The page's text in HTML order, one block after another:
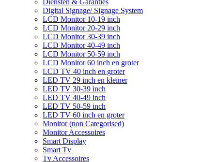
Diensten & Garanties
Digital Signage/ Signage System
LCD Monitor 10-19 inch
LCD Monitor 20-29 inch
LCD Monitor 30-39 inch
LCD Monitor 40-49 inch
LCD Monitor 50-59 inch
LCD Monitor 60 inch en groter
LCD TV 40 inch en groter
LED TV 29 inch en kleiner
LED TV 30-39 inch
LED TV 40-49 inch
LED TV 50-59 inch
LED TV 60 inch en groter
Monitor (non Categorised)
Monitor Accessoires
Smart Display
Smart Tv
Tv Accessoires